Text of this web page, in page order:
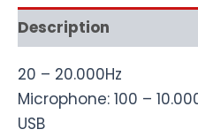
Description
20 – 20.000Hz
Microphone: 100 –
USB